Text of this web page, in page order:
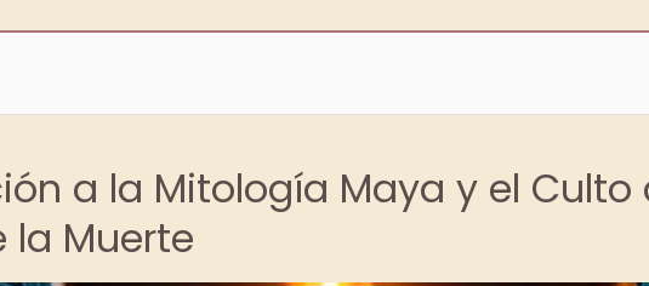
a la Mitología Maya y el Culto
la Muerte